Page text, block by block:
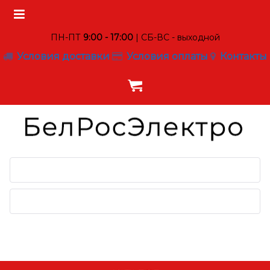
ПН-ПТ 9:00 - 17:00| СБ-ВС - выходной
Условия доставки Условия оплаты Контакты